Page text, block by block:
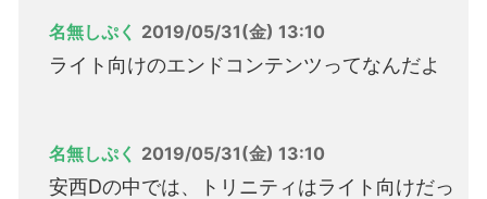
名無しぷく 2019/05/31(金) 13:10
ライト向けのエンドコンテンツってなんだよ
名無しぷく 2019/05/31(金) 13:10
安西Dの中では、トリニティはライト向けだっ